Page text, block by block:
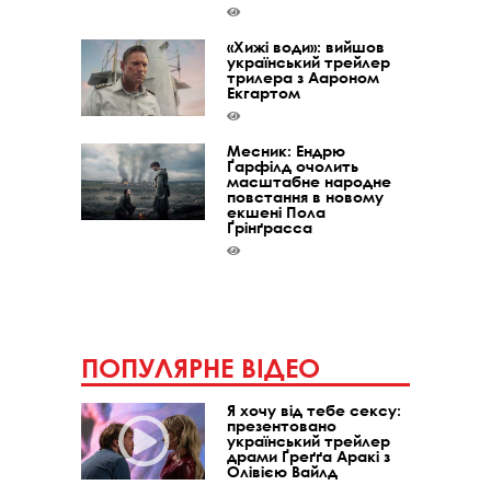
«Хижі води»: вийшов
український трейлер
трилера з Аароном
Екгартом
Месник: Ендрю
Ґарфілд очолить
масштабне народне
повстання в новому
екшені Пола
Ґрінґрасса
ПОПУЛЯРНЕ ВІДЕО
Я хочу від тебе сексу:
презентовано
український трейлер
драми Ґреґґа Аракі з
Олівією Вайлд